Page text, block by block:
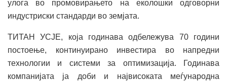
улога во промовирањето на еколошки одговорни
индустриски стандарди во земјата.
ТИТАН УСЈЕ, која годинава одбележува 70 години
постоење, континуирано инвестира во напредни
технологии и системи за оптимизација. Годинава
компанијата ја доби и највисоката меѓународна